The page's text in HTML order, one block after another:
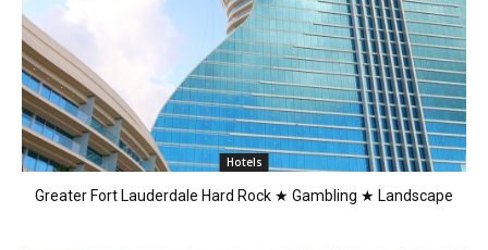
Hotels
Greater Fort Lauderdale Hard Rock ★ Gambling ★ Landscape